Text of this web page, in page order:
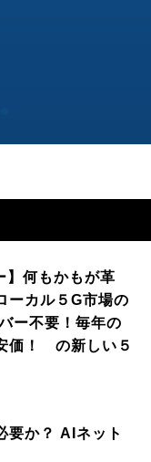
】何もかもが革
ーカル５G市場の
ー不要！毎年の
価！ の新しい５
要か？ AIネット